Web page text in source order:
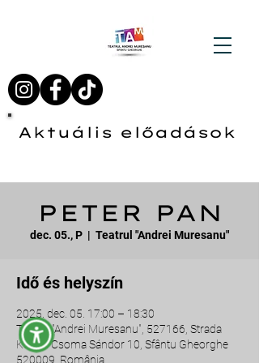
Aktuális előadások
PETER PAN
dec. 05., P
  |
Teatrul "Andrei Muresanu"
Idő és helyszín
2025. dec. 05. 17:00 – 18:30
Teatrul "Andrei Muresanu", 527166, Strada
Kőrösi Csoma Sándor 10, Sfântu Gheorghe
520009, România